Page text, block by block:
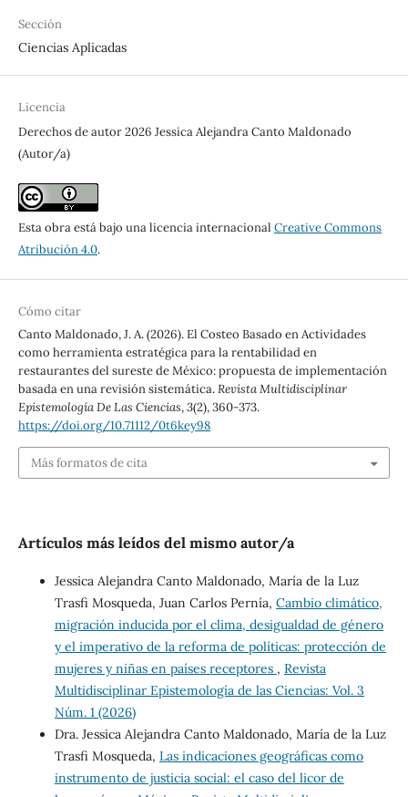
Sección
Ciencias Aplicadas
Licencia
Derechos de autor 2026 Jessica Alejandra Canto Maldonado
(Autor/a)
Esta obra está bajo una licencia internacional Creative Commons
Atribución 4.0.
Cómo citar
Canto Maldonado, J. A. (2026). El Costeo Basado en Actividades
como herramienta estratégica para la rentabilidad en
restaurantes del sureste de México: propuesta de implementación
basada en una revisión sistemática.Revista Multidisciplinar
Epistemología De Las Ciencias,3(2), 360-373.
https://doi.org/10.71112/0t6key98
Más formatos de cita
Artículos más leídos del mismo autor/a
Jessica Alejandra Canto Maldonado, María de la Luz
Trasfi Mosqueda, Juan Carlos Pernía, Cambio climático,
migración inducida por el clima, desigualdad de género
y el imperativo de la reforma de políticas: protección de
mujeres y niñas en países receptores , Revista
Multidisciplinar Epistemología de las Ciencias: Vol. 3
Núm. 1 (2026)
Dra. Jessica Alejandra Canto Maldonado, María de la Luz
Trasfi Mosqueda, Las indicaciones geográficas como
instrumento de justicia social: el caso del licor de